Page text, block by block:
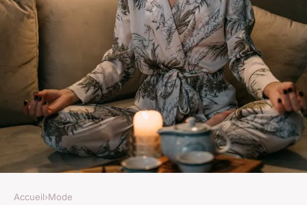
Accueil›Mode